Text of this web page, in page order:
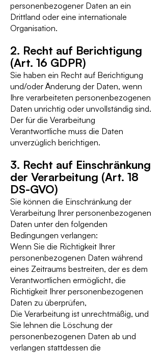
personenbezogener Daten an ein
Drittland oder eine internationale
Organisation.
2. Recht auf Berichtigung
(Art. 16 GDPR)
Sie haben ein Recht auf Berichtigung
und/oder Änderung der Daten, wenn
Ihre verarbeiteten personenbezogenen
Daten unrichtig oder unvollständig sind.
Der für die Verarbeitung
Verantwortliche muss die Daten
unverzüglich berichtigen.
3. Recht auf Einschränkung
der Verarbeitung (Art. 18
DS-GVO)
Sie können die Einschränkung der
Verarbeitung Ihrer personenbezogenen
Daten unter den folgenden
Bedingungen verlangen:
Wenn Sie die Richtigkeit Ihrer
personenbezogenen Daten während
eines Zeitraums bestreiten, der es dem
Verantwortlichen ermöglicht, die
Richtigkeit Ihrer personenbezogenen
Daten zu überprüfen,
Die Verarbeitung ist unrechtmäßig, und
Sie lehnen die Löschung der
personenbezogenen Daten ab und
verlangen stattdessen die